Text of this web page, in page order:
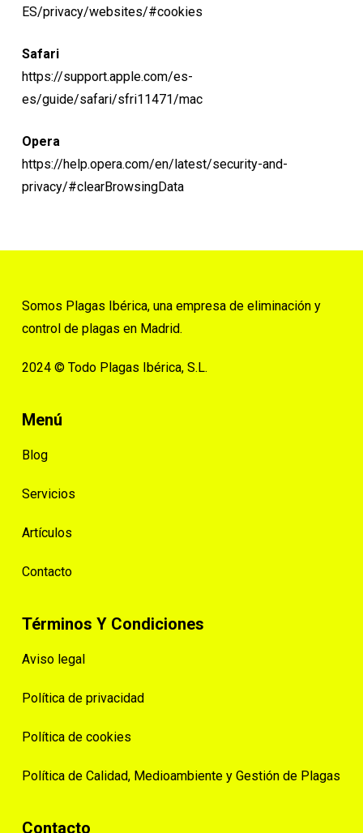
ES/privacy/websites/#cookies
Safari
https://support.apple.com/es-
es/guide/safari/sfri11471/mac
Opera
https://help.opera.com/en/latest/security-and-
privacy/#clearBrowsingData
Somos Plagas Ibérica, una empresa de eliminación y
control de plagas en Madrid.
2024 © Todo Plagas Ibérica, S.L.
Menú
Blog
Servicios
Artículos
Contacto
Términos Y Condiciones
Aviso legal
Política de privacidad
Política de cookies
Política de Calidad, Medioambiente y Gestión de Plagas
Contacto